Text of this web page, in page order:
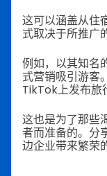
这可以涵盖从住
式取决于所推广
例如，以其知名
式营销吸引游客。
TikTok上发布旅
这也是为了那些
者而准备的。分
边企业带来繁荣